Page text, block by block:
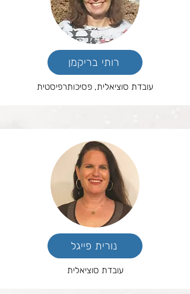
רותי בריקמן
עובדת סוציאלית, פסיכותרפיסטית
נורית פייגל
עובדת סוציאלית